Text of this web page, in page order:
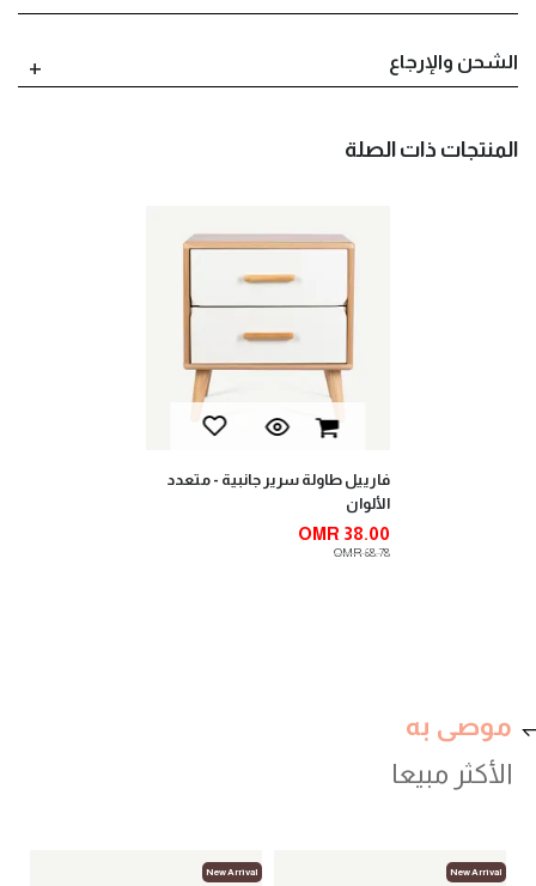
الشحن والإرجاع
المنتجات ذات الصلة
فارييل طاولة سرير جانبية - متعدد
الألوان
OMR 38.00
OMR 68.78
موصى به
New Arrival
New Arrival
الأكثر مبيعا